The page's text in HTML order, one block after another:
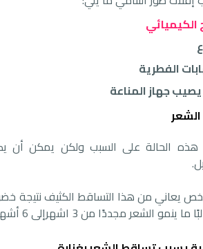
الكيميائي
الفطرية
جهاز المناعة
هذه الحالة على السبب ولكن يمكن
يعاني من هذا التساقط الكثيف نتيجة
مجددًا من 3 اشهرإلى 6 أشهر بعد التوقف عن العلاج الكيميائي.